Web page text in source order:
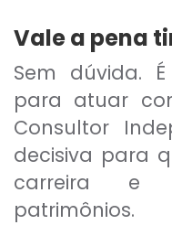
Vale a pena
Sem dúvida.
para atuar
Consultor
decisiva para
carreira e
patrimônios.